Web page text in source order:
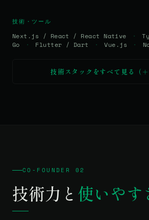
技術・ツール
Next.js / React / React Native
Go
Flutter / Dart Vue.js
技術スタックをすべて見る（＋
CO-FOUNDER 02
技術力と 使いやす